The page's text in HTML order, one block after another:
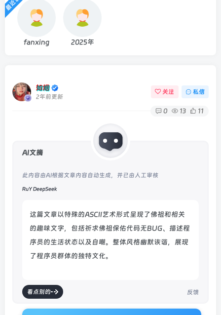
fanxing 2025年
如烟
2年前更新
关注 私信
0 13 11
AI文摘
此内容由AI根据文章内容自动生成，并已由人工审核
RuY DeepSeek
这篇文章以特殊的ASCII艺术形式呈现了佛祖和相关
的趣味文字，包括祈求佛祖保佑代码无BUG、描述程
序员的生活状态以及自嘲。整体风格幽默诙谐，展现
了程序员群体的独特文化。
看点别的 反馈